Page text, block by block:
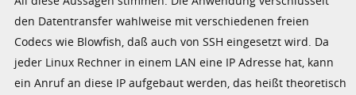
den Datentransfer wahlweise mit verschiedenen freien
Codecs wie Blowfish, daß auch von SSH eingesetzt wird. Da
jeder Linux Rechner in einem LAN eine IP Adresse hat, kann
ein Anruf an diese IP aufgebaut werden, das heißt theoretisch